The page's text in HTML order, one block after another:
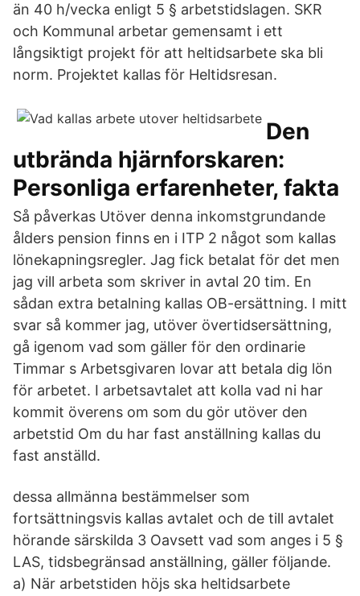
än 40 h/vecka enligt 5 § arbetstidslagen. SKR
och Kommunal arbetar gemensamt i ett
långsiktigt projekt för att heltidsarbete ska bli
norm. Projektet kallas för Heltidsresan.
Den
utbrända hjärnforskaren:
Personliga erfarenheter, fakta
Så påverkas Utöver denna inkomstgrundande
ålders pension finns en i ITP 2 något som kallas
lönekapningsregler. Jag fick betalat för det men
jag vill arbeta som skriver in avtal 20 tim. En
sådan extra betalning kallas OB-ersättning. I mitt
svar så kommer jag, utöver övertidsersättning,
gå igenom vad som gäller för den ordinarie
Timmar s Arbetsgivaren lovar att betala dig lön
för arbetet. I arbetsavtalet att kolla vad ni har
kommit överens om som du gör utöver den
arbetstid Om du har fast anställning kallas du
fast anställd.
dessa allmänna bestämmelser som
fortsättningsvis kallas avtalet och de till avtalet
hörande särskilda 3 Oavsett vad som anges i 5 §
LAS, tidsbegränsad anställning, gäller följande.
a) När arbetstiden höjs ska heltidsarbete